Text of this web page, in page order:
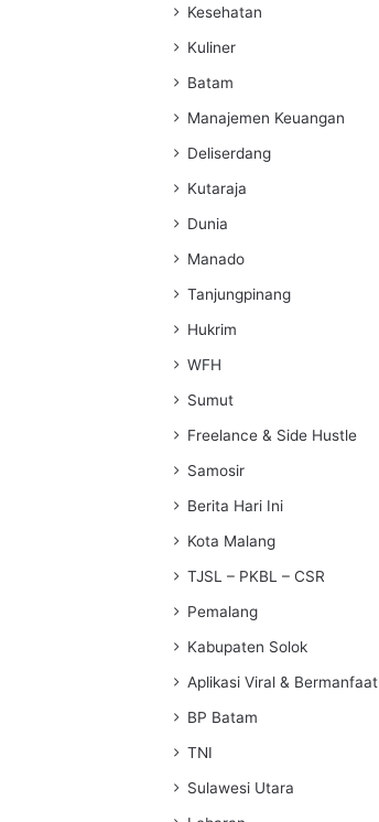
Kesehatan
Kuliner
Batam
Manajemen Keuangan
Deliserdang
Kutaraja
Dunia
Manado
Tanjungpinang
Hukrim
WFH
Sumut
Freelance & Side Hustle
Samosir
Berita Hari Ini
Kota Malang
TJSL – PKBL – CSR
Pemalang
Kabupaten Solok
Aplikasi Viral & Bermanfaat
BP Batam
TNI
Sulawesi Utara